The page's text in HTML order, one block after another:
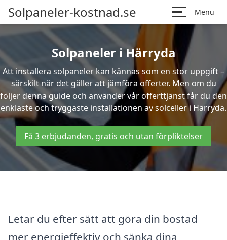
Solpaneler-kostnad.se Menu
Solpaneler i Härryda
Att installera solpaneler kan kännas som en stor uppgift –
särskilt när det gäller att jämföra offerter. Men om du
följer denna guide och använder vår offerttjänst får du den
enklaste och tryggaste installationen av solceller i Härryda.
Få 3 erbjudanden, gratis och utan förpliktelser
Letar du efter sätt att göra din bostad
mer energieffektiv och sänka dina